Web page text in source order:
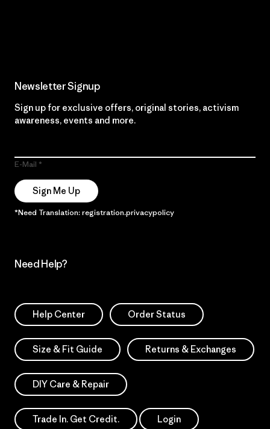
Newsletter Signup
Sign up for exclusive offers, original stories, activism
awareness, events and more.
E-Mail
Sign Me Up
*Need Translation: registration.privacypolicy
Need Help?
Help Center Order Status
Size & Fit Guide Returns & Exchanges
DIY Care & Repair
Trade In. Get Credit. Login